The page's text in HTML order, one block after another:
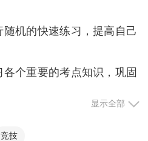
机的快速练习，提高自己
个重要的考点知识，巩固
息。
显示全部
竞技